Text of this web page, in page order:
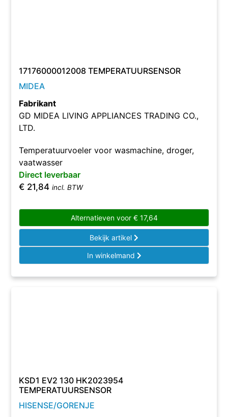
17176000012008 TEMPERATUURSENSOR
MIDEA
Fabrikant
GD MIDEA LIVING APPLIANCES TRADING CO.,
LTD.
Temperatuurvoeler voor wasmachine, droger,
vaatwasser
Direct leverbaar
€ 21,84 incl. BTW
Alternatieven voor €17,64
Bekijk artikel
In winkelmand
KSD1 EV2 130 HK2023954
TEMPERATUURSENSOR
HISENSE/GORENJE